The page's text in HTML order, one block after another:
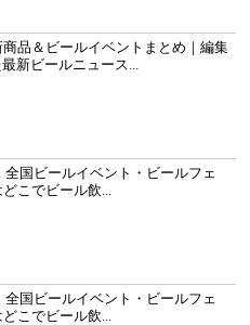
商品＆ビールイベントまとめ｜編集
新ビールニュース...
全国ビールイベント・ビールフェ
こでビール飲...
全国ビールイベント・ビールフェ
こでビール飲...